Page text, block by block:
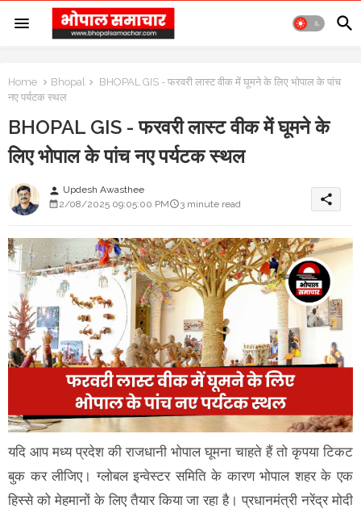
Home Bhopal
BHOPAL GIS - फरवरी लास्ट वीक में घूमने के लिए भोपाल के पांच
नए पर्यटक स्थल
BHOPAL GIS - फरवरी लास्ट वीक में घूमने के
लिए भोपाल के पांच नए पर्यटक स्थल
person Updesh Awasthee
2/08/2025 09:05:00 PM
3 minute read share
यदि आप मध्य प्रदेश की राजधानी भोपाल घूमना चाहते हैं तो कृपया टिकट
बुक कर लीजिए। ग्लोबल इन्वेस्टर समिति के कारण भोपाल शहर के एक
हिस्से को मेहमानों के लिए तैयार किया जा रहा है। प्रधानमंत्री नरेंद्र मोदी